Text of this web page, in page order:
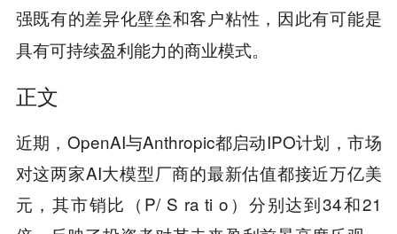
强既有的差异化壁垒和客户粘性，因此有可能是
具有可持续盈利能力的商业模式。
正文
近期，OpenAI与Anthropic都启动IPO计划，市场
对这两家AI大模型厂商的最新估值都接近万亿美
元，其市销比（P/ S ra ti o）分别达到34和21